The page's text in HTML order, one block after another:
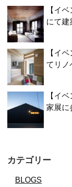
【イ
にて建
【イ
てリノ
【イ
家展に
カテゴリー
BLOGS